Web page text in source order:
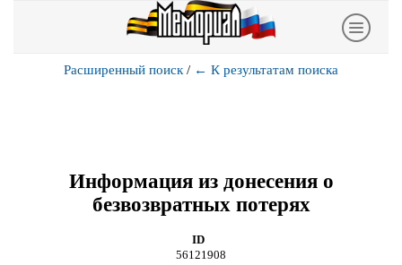
Расширенный поиск / ← К результатам поиска
Информация из донесения о
безвозвратных потерях
ID
56121908